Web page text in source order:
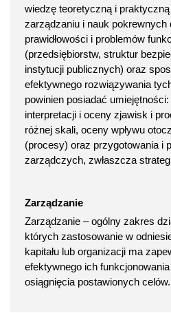
wiedzę teoretyczną i
zarządzaniu i nauk pokrewnych
prawidłowości i problemów
(przedsiębiorstw, struktur
instytucji publicznych) oraz
efektywnego rozwiązywania
powinien posiadać
interpretacji i oceny zjawisk i
różnej skali, oceny wpływu
(procesy) oraz przygotowania i
zarządczych, zwłaszcza
Zarządzanie
Zarządzanie – ogólny zakres
których zastosowanie w
kapitału lub organizacji ma
efektywnego ich
osiągnięcia postawionych celów.